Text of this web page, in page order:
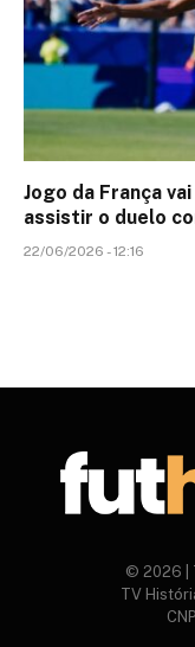
Jogo da França
assistir o duelo
22/06/2026 - 12:16
© 2026 |
TV